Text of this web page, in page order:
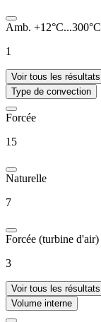
Amb. +12°C...300°C
1
Voir tous les résultats
Type de convection
Forcée
15
Naturelle
7
Forcée (turbine d'air)
3
Voir tous les résultats
Volume interne